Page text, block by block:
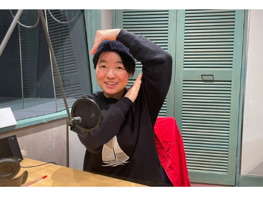
トピックス
TBS Podcast
お知らせ
イベント・グッズ
YouTube
会社情報